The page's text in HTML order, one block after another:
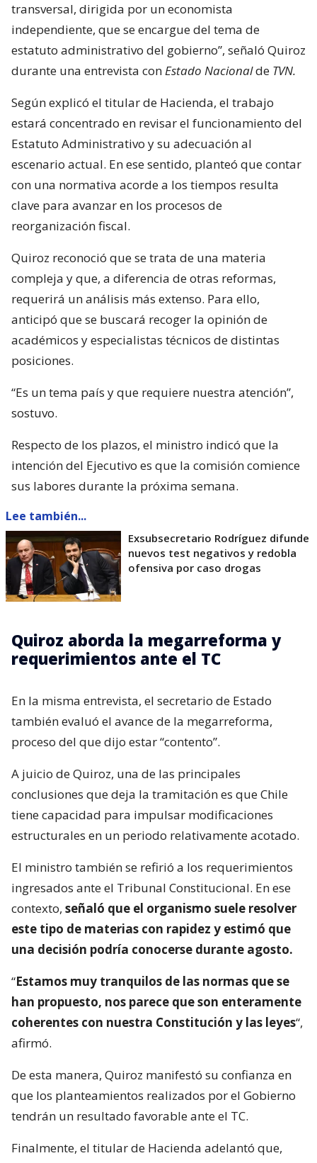
transversal, dirigida por un economista
independiente, que se encargue del tema de
estatuto administrativo del gobierno”, señaló Quiroz
durante una entrevista conEstado Nacionalde TVN.
Según explicó el titular de Hacienda, el trabajo
estará concentrado en revisar el funcionamiento del
Estatuto Administrativo y su adecuación al
escenario actual. En ese sentido, planteó que contar
con una normativa acorde a los tiempos resulta
clave para avanzar en los procesos de
reorganización fiscal.
Quiroz reconoció que se trata de una materia
compleja y que, a diferencia de otras reformas,
requerirá un análisis más extenso. Para ello,
anticipó que se buscará recoger la opinión de
académicos y especialistas técnicos de distintas
posiciones.
“Es un tema país y que requiere nuestra atención”,
sostuvo.
Respecto de los plazos, el ministro indicó que la
intención del Ejecutivo es que la comisión comience
sus labores durante la próxima semana.
Lee también...
Exsubsecretario Rodríguez difunde
nuevos test negativos y redobla
ofensiva por caso drogas
Quiroz aborda la megarreforma y
requerimientos ante el TC
En la misma entrevista, el secretario de Estado
también evaluó el avance de la megarreforma,
proceso del que dijo estar “contento”.
A juicio de Quiroz, una de las principales
conclusiones que deja la tramitación es que Chile
tiene capacidad para impulsar modificaciones
estructurales en un periodo relativamente acotado.
El ministro también se refirió a los requerimientos
ingresados ante el Tribunal Constitucional. En ese
contexto, señaló que el organismo suele resolver
este tipo de materias con rapidez y estimó que
una decisión podría conocerse durante agosto.
“Estamos muy tranquilos de las normas que se
han propuesto, nos parece que son enteramente
coherentes con nuestra Constitución y las leyes“,
afirmó.
De esta manera, Quiroz manifestó su confianza en
que los planteamientos realizados por el Gobierno
tendrán un resultado favorable ante el TC.
Finalmente, el titular de Hacienda adelantó que,